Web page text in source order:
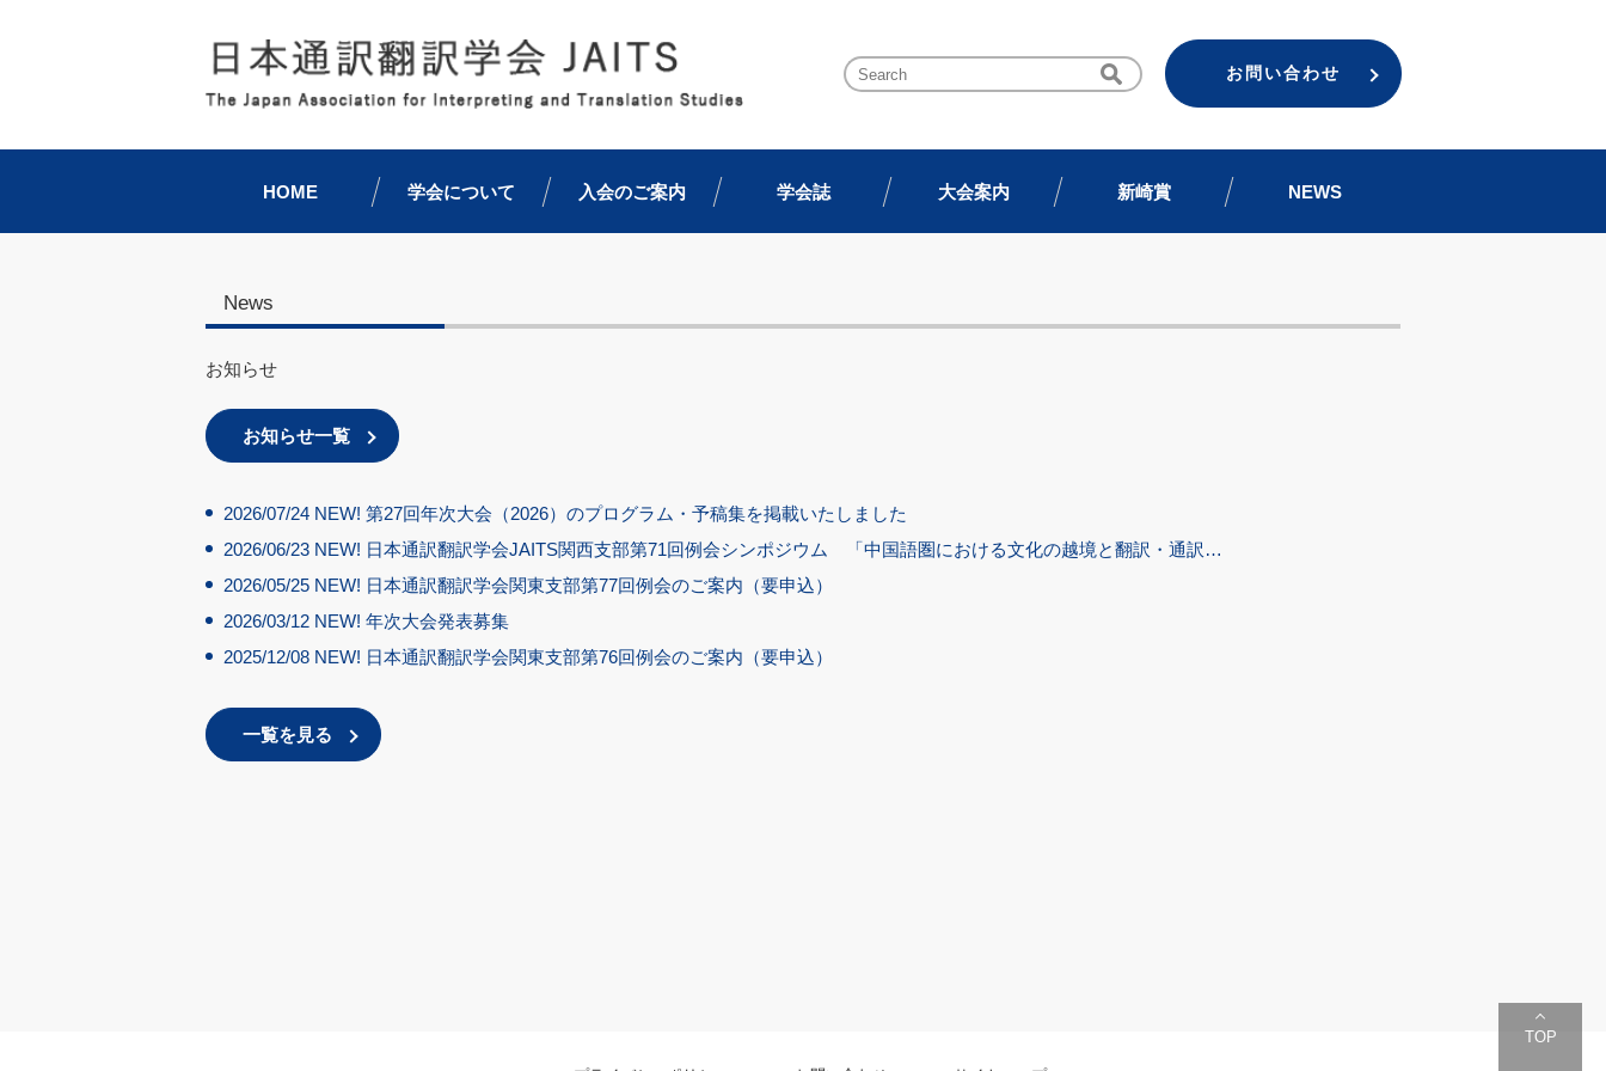
お問い合わせ
HOME 学会について 入会のご案内 学会誌 大会案内 新崎賞 NEWS
News
お知らせ
お知らせ一覧
2026/07/24 NEW! 第27回年次大会（2026）のプログラム・予稿集を掲載いたしました
2026/06/23 NEW! 日本通訳翻訳学会JAITS関西支部第71回例会シンポジウム 「中国語圏における文化の越境と翻訳・通訳…
2026/05/25 NEW! 日本通訳翻訳学会関東支部第77回例会のご案内（要申込）
2026/03/12 NEW! 年次大会発表募集
2025/12/08 NEW! 日本通訳翻訳学会関東支部第76回例会のご案内（要申込）
一覧を見る
TOP